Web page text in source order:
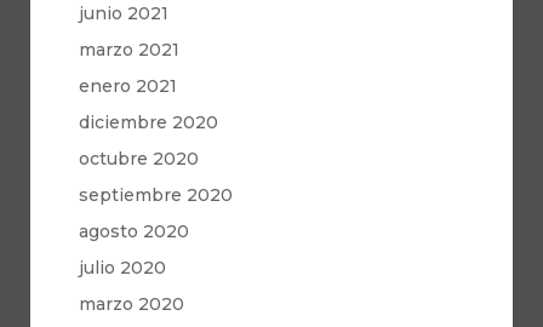
junio 2021
marzo 2021
enero 2021
diciembre 2020
octubre 2020
septiembre 2020
agosto 2020
julio 2020
marzo 2020